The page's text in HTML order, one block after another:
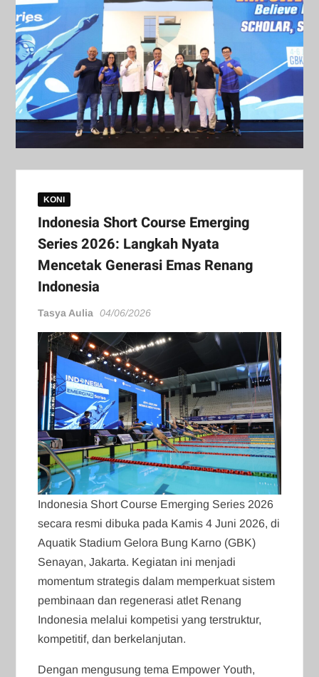
KONI
Indonesia Short Course Emerging
Series 2026: Langkah Nyata
Mencetak Generasi Emas Renang
Indonesia
Tasya Aulia 04/06/2026
Indonesia Short Course Emerging Series 2026
secara resmi dibuka pada Kamis 4 Juni 2026, di
Aquatik Stadium Gelora Bung Karno (GBK)
Senayan, Jakarta. Kegiatan ini menjadi
momentum strategis dalam memperkuat sistem
pembinaan dan regenerasi atlet Renang
Indonesia melalui kompetisi yang terstruktur,
kompetitif, dan berkelanjutan.
Dengan mengusung tema Empower Youth,